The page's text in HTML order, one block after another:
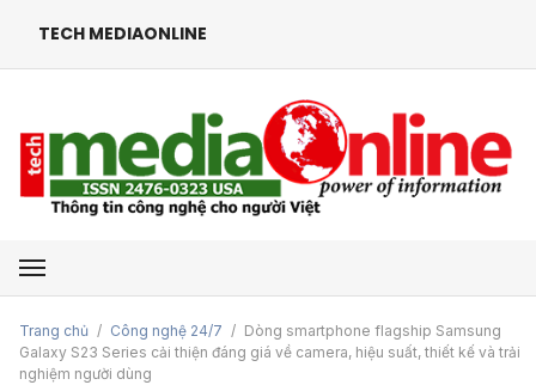
TECH MEDIAONLINE
Mở menu
Trang chủ / Công nghệ 24/7 / Dòng smartphone flagship Samsung
Galaxy S23 Series cải thiện đáng giá về camera, hiệu suất, thiết kế và trải
nghiệm người dùng